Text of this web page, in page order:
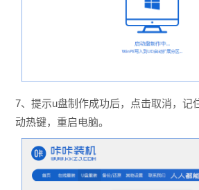
7、提示u盘制作成功后，点击取消，记
动热键，重启电脑。